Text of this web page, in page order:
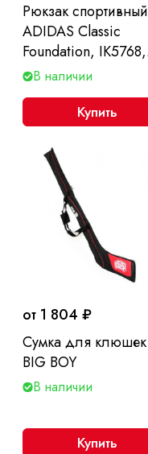
Рюкзак спортивный
ADIDAS Classic
Foundation, IK5768,
46*27*15 см
В наличии
Купить
от 1 804 ₽
Сумка для клюшек
BIG BOY
В наличии
Купить